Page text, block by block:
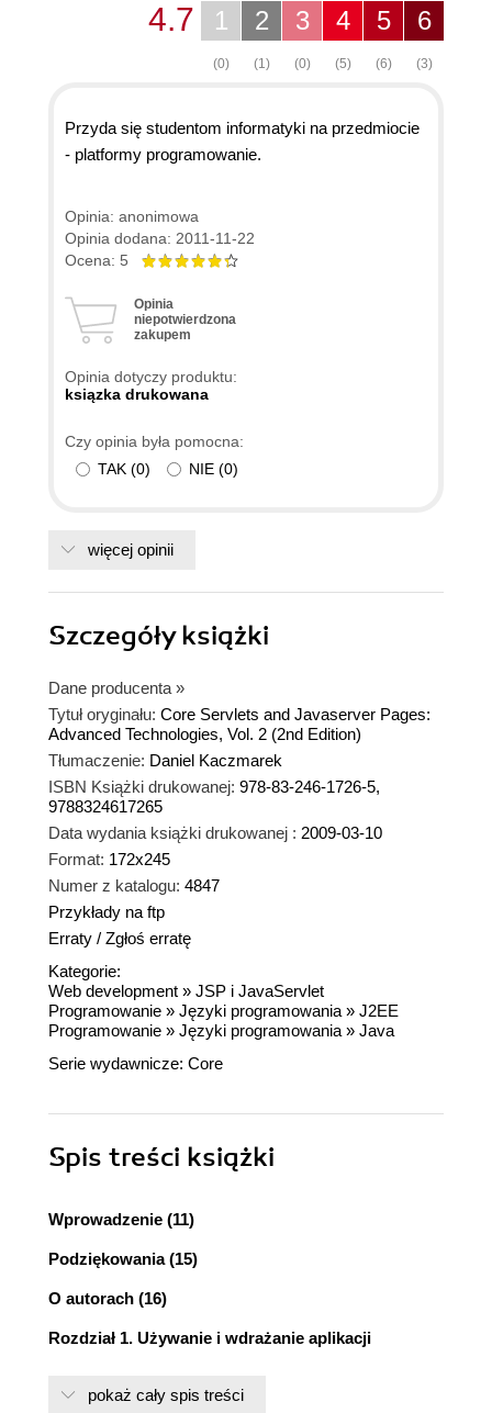
6
(3)
5
(6)
4
(5)
3
(0)
2
(1)
1
(0)
4.7
Przyda się studentom informatyki na przedmiocie
- platformy programowanie.
Opinia: anonimowa
Opinia dodana: 2011-11-22
Ocena: 5
Opinia
niepotwierdzona
zakupem
Opinia dotyczy produktu:
ksiązka drukowana
Czy opinia była pomocna:
TAK (0) NIE (0)
więcej opinii
Szczegółyksiążki
Dane producenta »
Tytuł oryginału: Core Servlets and Javaserver Pages:
Advanced Technologies, Vol. 2 (2nd Edition)
Tłumaczenie: Daniel Kaczmarek
ISBN Książki drukowanej: 978-83-246-1726-5,
9788324617265
Data wydania książki drukowanej : 2009-03-10
Format: 172x245
Numer z katalogu: 4847
Przykłady na ftp
Erraty / Zgłoś erratę
Kategorie:
Web development » JSP i JavaServlet
Programowanie » Języki programowania » J2EE
Programowanie » Języki programowania » Java
Serie wydawnicze: Core
Spis treści książki
Wprowadzenie (11)
Podziękowania (15)
O autorach (16)
Rozdział 1. Używanie i wdrażanie aplikacji
pokaż cały spis treści